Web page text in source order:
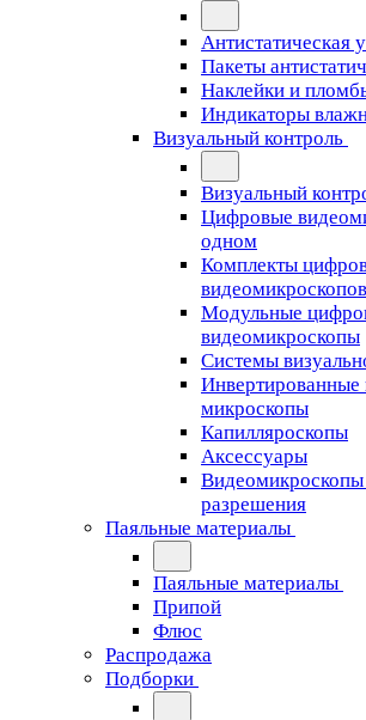
Антистатическая
Пакеты
Наклейки и
Индикаторы
Визуальный контроль
Визуальный
Цифровые
одном
Комплекты
видеомикроскопов
Модульные
видеомикроскопы
Cистемы
микроскопы
Капилляроскопы
Аксессуары
Видеомикроскопы
разрешения
Паяльные материалы
Паяльные материалы
Припой
Флюс
Распродажа
Подборки